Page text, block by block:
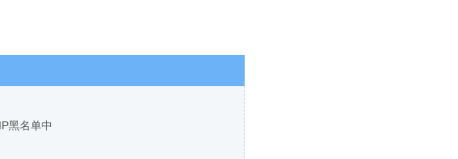
黑名单中